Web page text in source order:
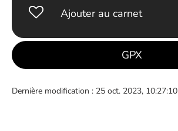
Ajouter au carnet
GPX
Dernière modification : 25 oct. 2023, 10:27:10